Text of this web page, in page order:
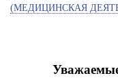
(МЕДИЦИНСКАЯ